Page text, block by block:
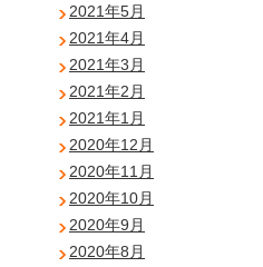
2021年5月
2021年4月
2021年3月
2021年2月
2021年1月
2020年12月
2020年11月
2020年10月
2020年9月
2020年8月